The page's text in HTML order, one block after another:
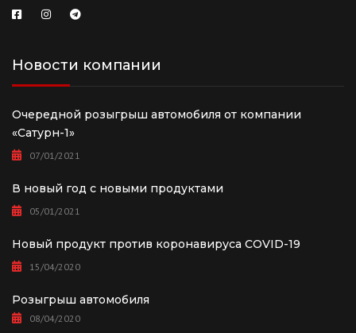
Новости компании
Очередной розыгрыш автомобиля от компании
«Сатурн-1»
07/01/2021
В новый год с новыми продуктами
05/01/2021
Новый продукт против коронавируса COVID-19
15/04/2020
Розыгрыш автомобиля
08/04/2020